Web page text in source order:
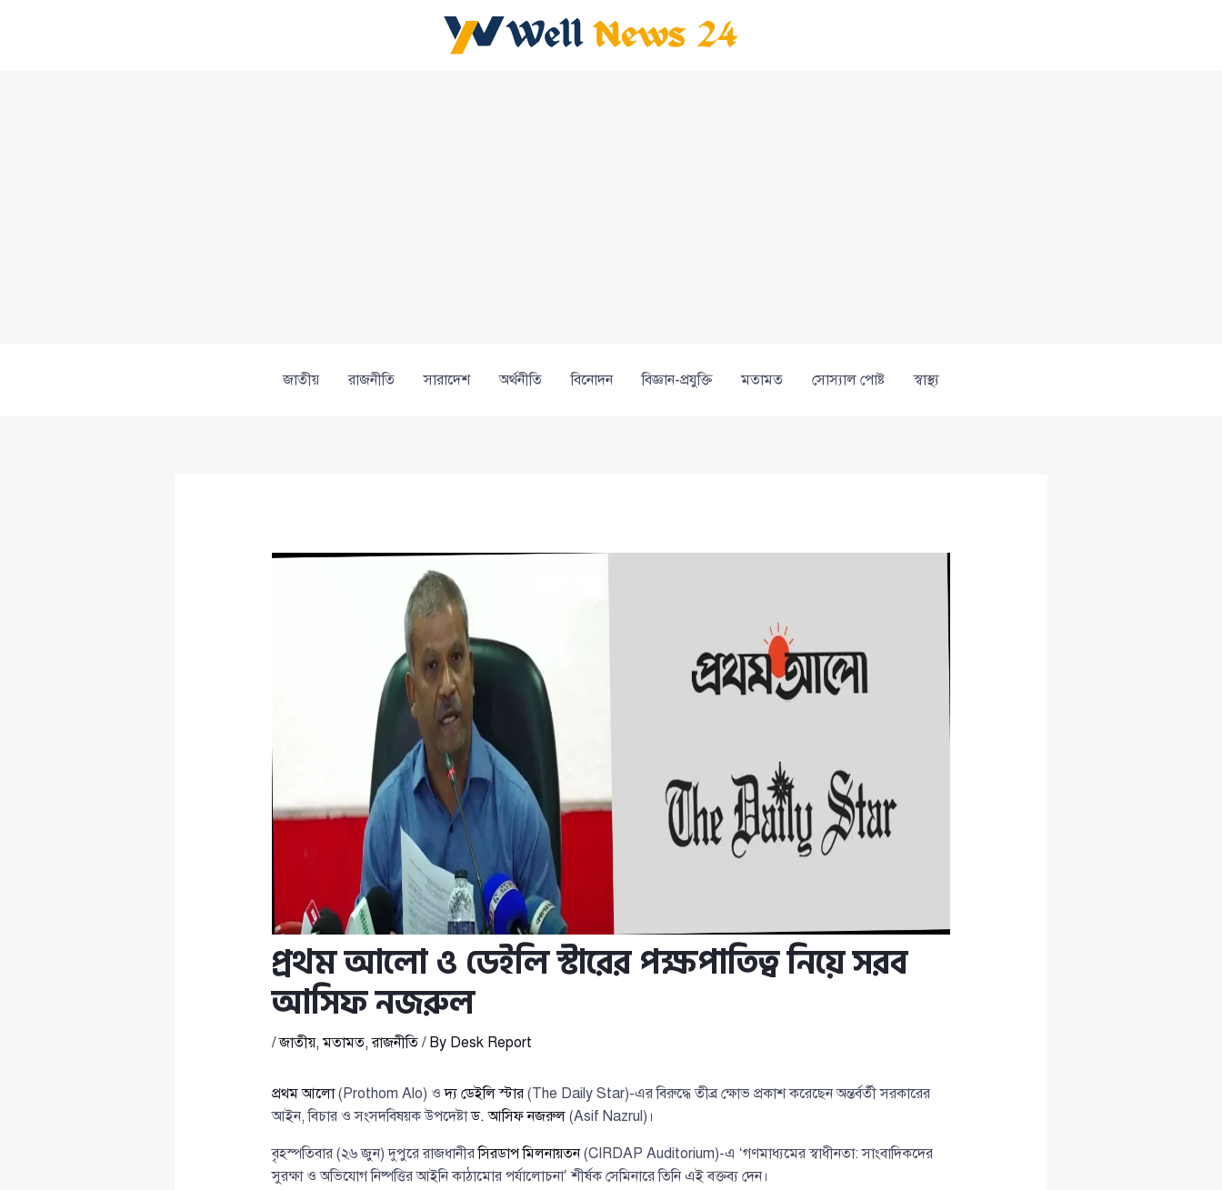
জাতীয় রাজনীতি সারাদেশ অর্থনীতি বিনোদন বিজ্ঞান-প্রযুক্তি মতামত সোস্যাল পোষ্ট স্বাস্থ্য
প্রথম আলো ও ডেইলি স্টারের পক্ষপাতিত্ব নিয়ে সরব
আসিফ নজরুল
/জাতীয়,মতামত,রাজনীতি/ By Desk Report
প্রথম আলো(Prothom Alo) ওদ্য ডেইলি স্টার(The Daily Star)-এর বিরুদ্ধে তীব্র ক্ষোভ প্রকাশ করেছেন অন্তর্বর্তী সরকারের
আইন, বিচার ও সংসদবিষয়ক উপদেষ্টাড. আসিফ নজরুল(Asif Nazrul)।
বৃহস্পতিবার (২৬ জুন) দুপুরে রাজধানীরসিরডাপ মিলনায়তন(CIRDAP Auditorium)-এ ‘গণমাধ্যমের স্বাধীনতা: সাংবাদিকদের
সুরক্ষা ও অভিযোগ নিষ্পত্তির আইনি কাঠামোর পর্যালোচনা’ শীর্ষক সেমিনারে তিনি এই বক্তব্য দেন।